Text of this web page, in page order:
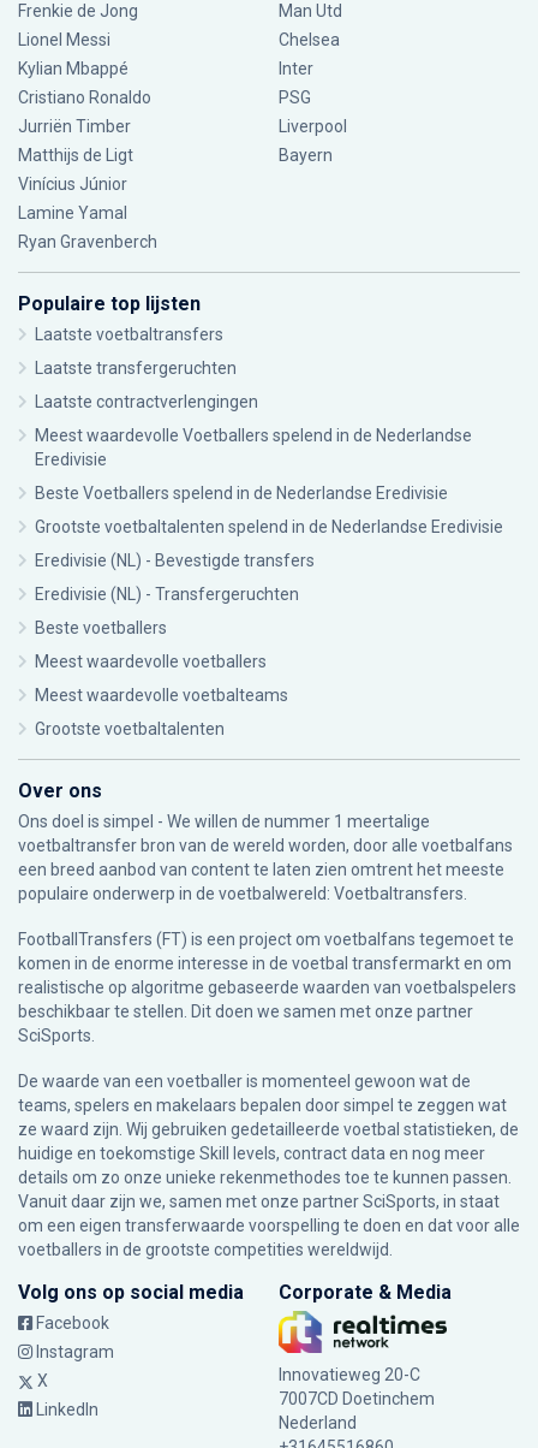
Frenkie de Jong
Lionel Messi
Kylian Mbappé
Cristiano Ronaldo
Jurriën Timber
Matthijs de Ligt
Vinícius Júnior
Lamine Yamal
Ryan Gravenberch
Man Utd
Chelsea
Inter
PSG
Liverpool
Bayern
Populaire top lijsten
Laatste voetbaltransfers
Laatste transfergeruchten
Laatste contractverlengingen
Meest waardevolle Voetballers spelend in de Nederlandse
Eredivisie
Beste Voetballers spelend in de Nederlandse Eredivisie
Grootste voetbaltalenten spelend in de Nederlandse Eredivisie
Eredivisie (NL) - Bevestigde transfers
Eredivisie (NL) - Transfergeruchten
Beste voetballers
Meest waardevolle voetballers
Meest waardevolle voetbalteams
Grootste voetbaltalenten
Over ons
Ons doel is simpel - We willen de nummer 1 meertalige
voetbaltransfer bron van de wereld worden, door alle voetbalfans
een breed aanbod van content te laten zien omtrent het meeste
populaire onderwerp in de voetbalwereld: Voetbaltransfers.
FootballTransfers (FT) is een project om voetbalfans tegemoet te
komen in de enorme interesse in de voetbal transfermarkt en om
realistische op algoritme gebaseerde waarden van voetbalspelers
beschikbaar te stellen. Dit doen we samen met onze partner
SciSports
De waarde van een voetballer is momenteel gewoon wat de
teams, spelers en makelaars bepalen door simpel te zeggen wat
ze waard zijn. Wij gebruiken gedetailleerde voetbal statistieken, de
huidige en toekomstige Skill levels, contract data en nog meer
details om zo onze unieke rekenmethodes toe te kunnen passen.
Vanuit daar zijn we, samen met onze partner SciSports, in staat
om een eigen transferwaarde voorspelling te doen en dat voor alle
voetballers in de grootste competities wereldwijd.
Volg ons op social media
Facebook
Instagram
X
LinkedIn
Corporate & Media
Innovatieweg 20-C
7007CD Doetinchem
Nederland